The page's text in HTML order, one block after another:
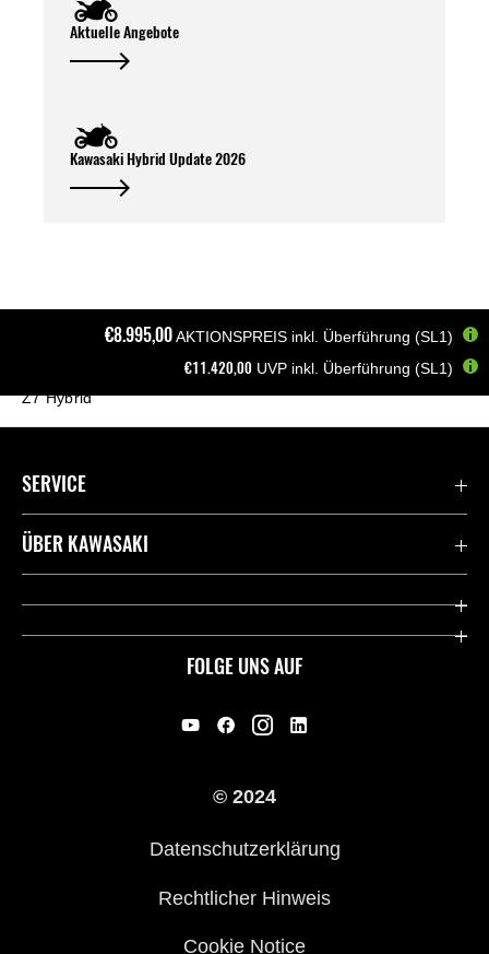
Aktuelle Angebote
Kawasaki Hybrid Update 2026
€8.995,00AKTIONSPREIS inkl. Überführung (SL1)
€11.420,00 UVP inkl. Überführung (SL1)
Motorräder
Elektro/Hybrid
Z7 Hybrid
FOLGE UNS AUF
SERVICE
Kontaktiere uns
ÜBER KAWASAKI
Kawasaki Deutschland
© 2024
Datenschutzerklärung
Rechtlicher Hinweis
Cookie Notice